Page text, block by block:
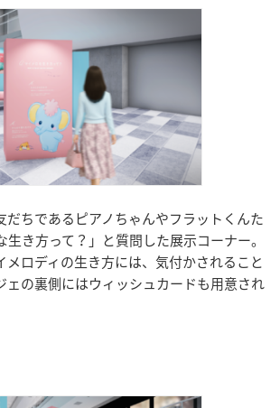
だちであるピアノちゃんやフラットくんた
き方って？」と質問した展示コーナー。
メロディの生き方には、気付かされること
ェの裏側にはウィッシュカードも用意され